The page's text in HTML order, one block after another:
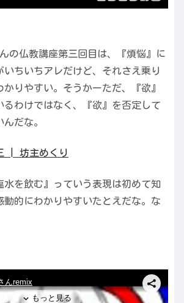
の仏教講座第三回目は、『煩悩』に
いちいちアレだけど、それさえ乗り
りやすい。そうかーただ、『欲』
るわけではなく、『欲』を否定して
だな。
| 坊主めくり
水を飲む』っていう表現は初めて知
動的にわかりやすいたとえだな。な